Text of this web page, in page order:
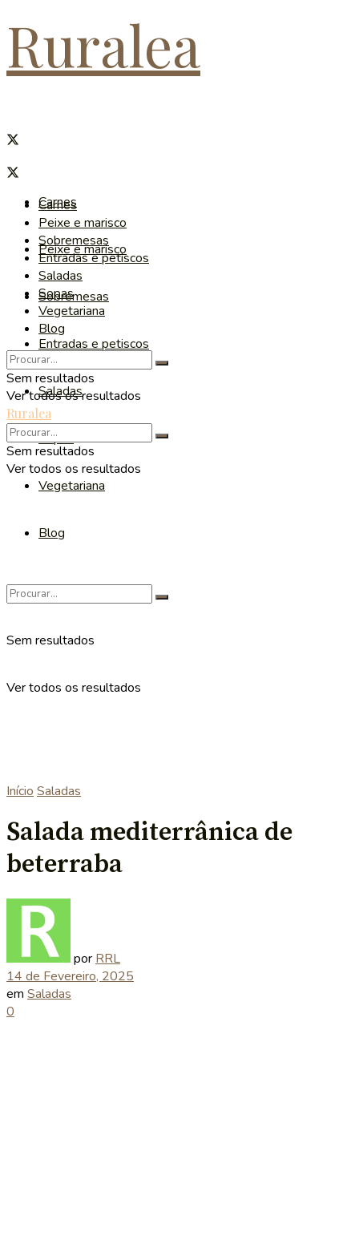
Ruralea
Carnes
Peixe e marisco
Sobremesas
Entradas e petiscos
Saladas
Sopas
Vegetariana
Blog
Sem resultados
Ver todos os resultados
Carnes
Peixe e marisco
Sobremesas
Entradas e petiscos
Saladas
Sopas
Vegetariana
Blog
Sem resultados
Ver todos os resultados
Ruralea
Sem resultados
Ver todos os resultados
Início Saladas
Salada mediterrânica de
beterraba
por RRL
14 de Fevereiro, 2025
em Saladas
0